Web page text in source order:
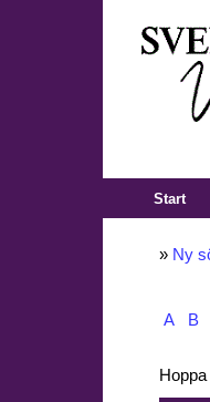
Start
» Ny
A B